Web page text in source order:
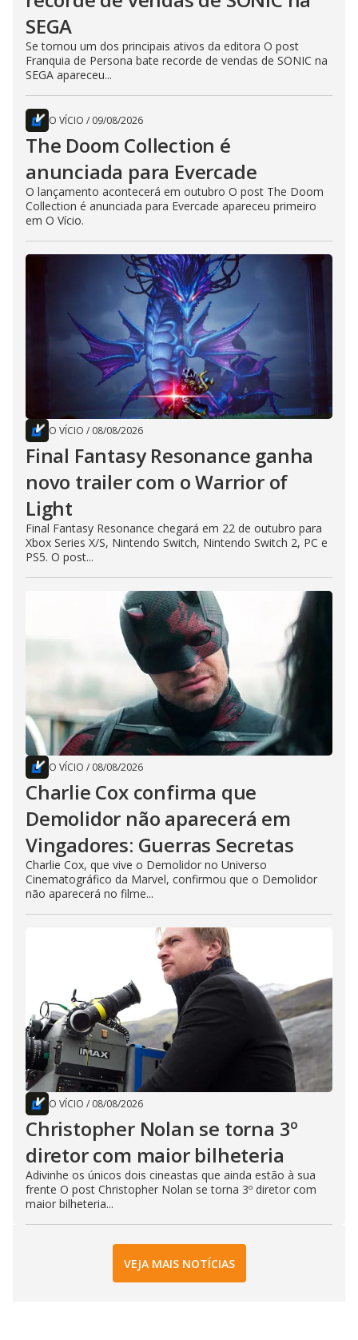
SEGA
Se tornou um dos principais ativos da editora O post
Franquia de Persona bate recorde de vendas de SONIC na
SEGA apareceu...
O VÍCIO / 09/08/2026
The Doom Collection é
anunciada para Evercade
O lançamento acontecerá em outubro O post The Doom
Collection é anunciada para Evercade apareceu primeiro
em O Vício.
O VÍCIO / 08/08/2026
Final Fantasy Resonance ganha
novo trailer com o Warrior of
Light
Final Fantasy Resonance chegará em 22 de outubro para
Xbox Series X/S, Nintendo Switch, Nintendo Switch 2, PC e
PS5. O post...
O VÍCIO / 08/08/2026
Charlie Cox confirma que
Demolidor não aparecerá em
Vingadores: Guerras Secretas
Charlie Cox, que vive o Demolidor no Universo
Cinematográfico da Marvel, confirmou que o Demolidor
não aparecerá no filme...
O VÍCIO / 08/08/2026
Christopher Nolan se torna 3º
diretor com maior bilheteria
Adivinhe os únicos dois cineastas que ainda estão à sua
frente O post Christopher Nolan se torna 3º diretor com
maior bilheteria...
VEJA MAIS NOTÍCIAS